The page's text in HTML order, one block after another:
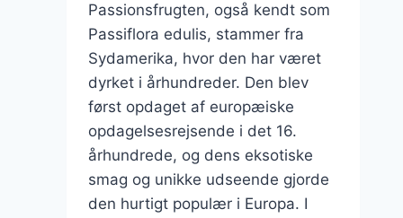
Passionsfrugten, også kendt som
Passiflora edulis, stammer fra
Sydamerika, hvor den har været
dyrket i århundreder. Den blev
først opdaget af europæiske
opdagelsesrejsende i det 16.
århundrede, og dens eksotiske
smag og unikke udseende gjorde
den hurtigt populær i Europa. I